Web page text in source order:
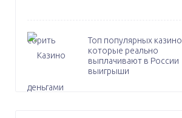
Топ популярных казино
которые реально
выплачивают в России
выигрыши